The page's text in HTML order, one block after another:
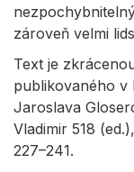
zároveň velmi
Text je
publikovaného v
Jaroslava
Vladimir 518 (ed.),
227–241.